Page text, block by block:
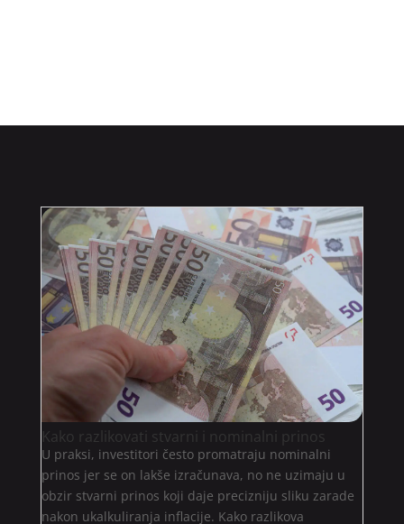
Kako razlikovati stvarni i nominalni prinos
U praksi, investitori često promatraju nominalni
prinos jer se on lakše izračunava, no ne uzimaju u
obzir stvarni prinos koji daje precizniju sliku zarade
nakon ukalkuliranja inflacije. Kako razlikova